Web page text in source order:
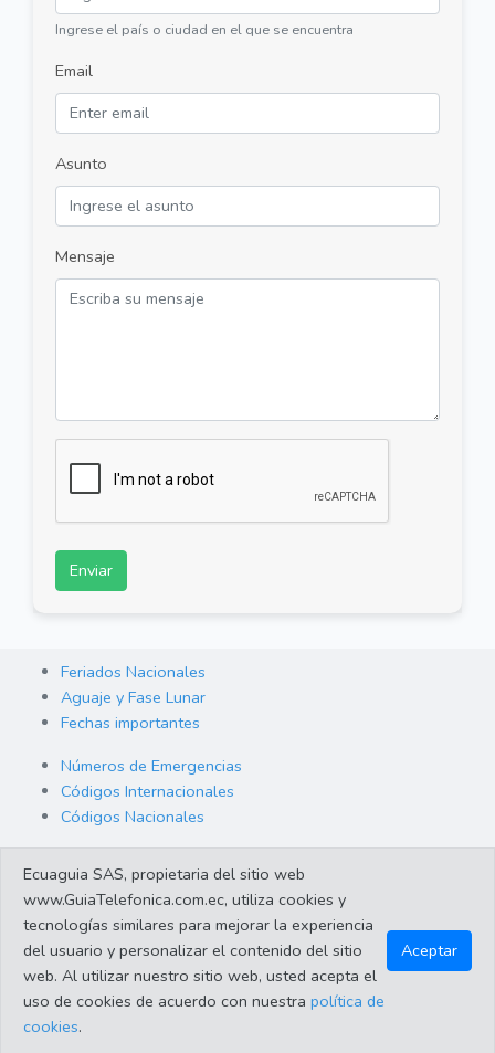
Ingrese el país o ciudad en el que se encuentra
Email
Asunto
Mensaje
Enviar
Feriados Nacionales
Aguaje y Fase Lunar
Fechas importantes
Números de Emergencias
Códigos Internacionales
Códigos Nacionales
Cambio de Divisas
Enlaces de interes
©2023 Guiatelefonica.com.ec una empresa 100% ecuatoriana.
Apoya lo nuestro!. Todos los derechos reservados |
Ecuaguia SAS, propietaria del sitio web
www.GuiaTelefonica.com.ec, utiliza cookies y
tecnologías similares para mejorar la experiencia
del usuario y personalizar el contenido del sitio
web. Al utilizar nuestro sitio web, usted acepta el
uso de cookies de acuerdo con nuestra política de
cookies.
Aceptar